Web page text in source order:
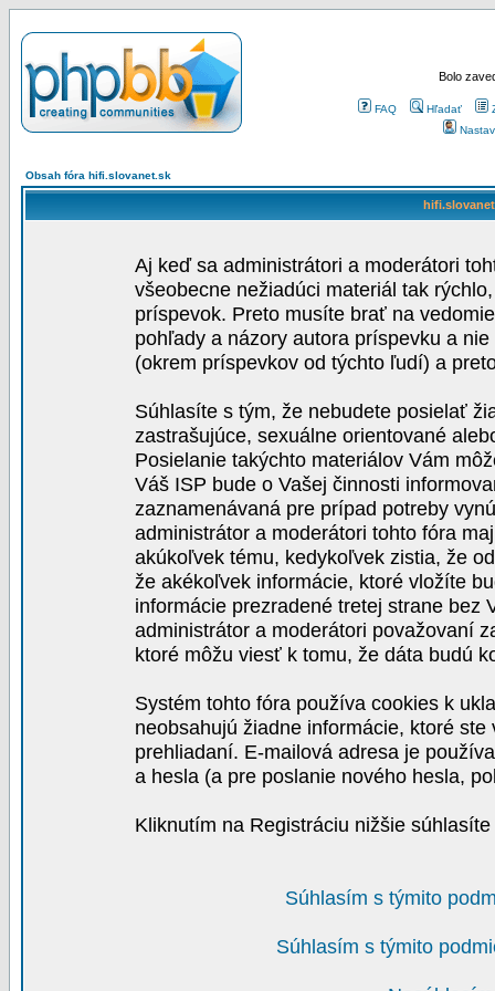
Bolo
FAQ Hľadať
Obsah fóra hifi.slovanet.sk
Aj keď sa administrátori a moderátori
všeobecne nežiadúci materiál tak
príspevok. Preto musíte brať na
pohľady a názory autora príspevku a
(okrem príspevkov od týchto ľudí) a
Súhlasíte s tým, že nebudete posielať
zastrašujúce, sexuálne orientované
Posielanie takýchto materiálov Vám
Váš ISP bude o Vašej činnosti
zaznamenávaná pre prípad potreby
administrátor a moderátori tohto fóra
akúkoľvek tému, kedykoľvek zistia, že
že akékoľvek informácie, ktoré vložíte
informácie prezradené tretej strane bez
administrátor a moderátori považovaní
ktoré môžu viesť k tomu, že dáta budú
Systém tohto fóra používa cookies k
neobsahujú žiadne informácie, ktoré
prehliadaní. E-mailová adresa je
a hesla (a pre poslanie nového hesla,
Kliknutím na Registráciu nižšie
Súhlasím s týmito
Súhlasím s týmito